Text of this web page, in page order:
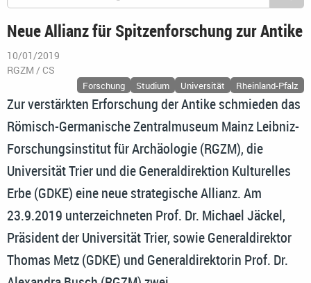
Neue Allianz für Spitzenforschung zur Antike
10/01/2019
RGZM / CS
Forschung Studium Universität Rheinland-Pfalz
Zur verstärkten Erforschung der Antike schmieden das
Römisch-Germanische Zentralmuseum Mainz Leibniz-
Forschungsinstitut für Archäologie (RGZM), die
Universität Trier und die Generaldirektion Kulturelles
Erbe (GDKE) eine neue strategische Allianz. Am
23.9.2019 unterzeichneten Prof. Dr. Michael Jäckel,
Präsident der Universität Trier, sowie Generaldirektor
Thomas Metz (GDKE) und Generaldirektorin Prof. Dr.